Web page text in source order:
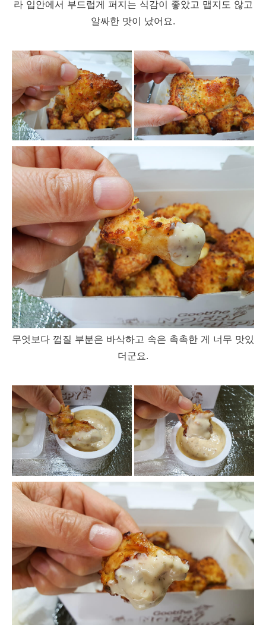
라 입안에서 부드럽게 퍼지는 식감이 좋았고 맵지도 않고
알싸한 맛이 났어요.
무엇보다 껍질 부분은 바삭하고 속은 촉촉한 게 너무 맛있
더군요.